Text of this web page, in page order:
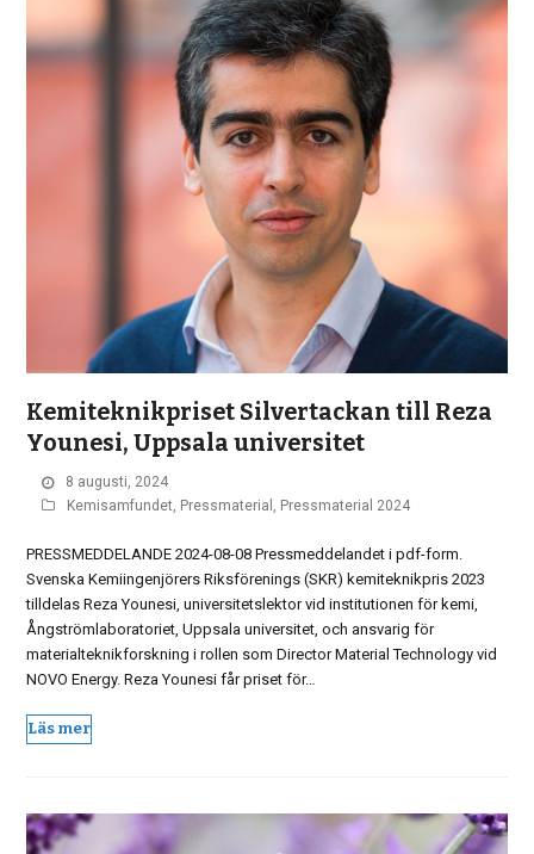
Kemiteknikpriset Silvertackan till Reza
Younesi, Uppsala universitet
8 augusti, 2024
Kemisamfundet, Pressmaterial , Pressmaterial 2024
PRESSMEDDELANDE 2024-08-08 Pressmeddelandet i pdf-form.
Svenska Kemiingenjörers Riksförenings (SKR) kemiteknikpris 2023
tilldelas Reza Younesi, universitetslektor vid institutionen för kemi,
Ångströmlaboratoriet, Uppsala universitet, och ansvarig för
materialteknikforskning i rollen som Director Material Technology vid
NOVO Energy. Reza Younesi får priset för…
Läs mer